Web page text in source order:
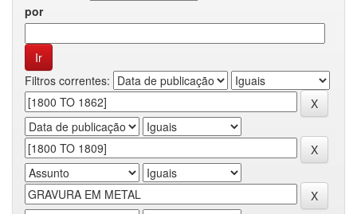
por
Filtros correntes: